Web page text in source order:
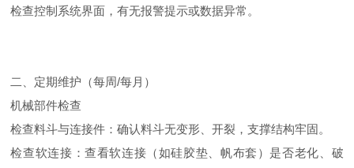
检查控制系统界面，有无报警提示或数据异常。
二、定期维护（每周/每月）
机械部件检查
检查料斗与连接件：确认料斗无变形、开裂，支撑结构牢固。
检查软连接：查看软连接（如硅胶垫、帆布套）是否老化、破